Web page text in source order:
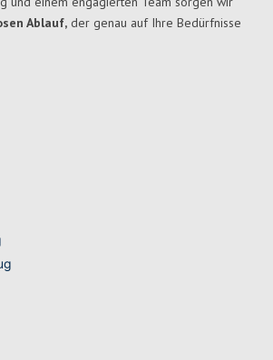
Ablauf, der genau auf Ihre Bedürfnisse